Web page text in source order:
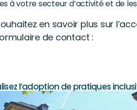
à votre secteur d’activité et de
en savoir plus sur
de contact :
l’adoption de pratiques